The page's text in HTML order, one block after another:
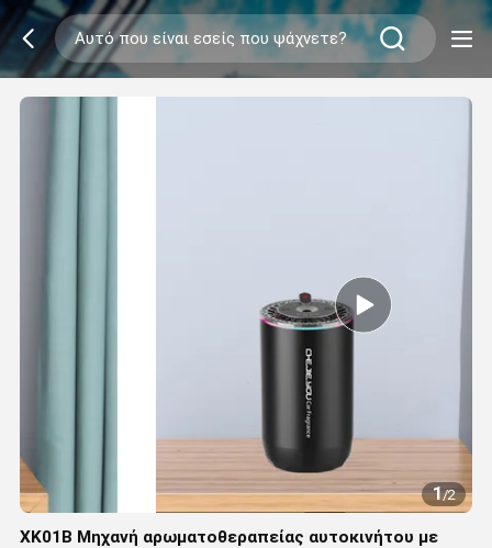
1/2
XK01B Μηχανή αρωματοθεραπείας αυτοκινήτου με